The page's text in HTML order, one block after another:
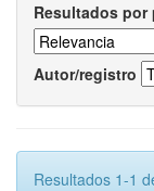
Resultados por
Autor/registro
Resultados 1-1